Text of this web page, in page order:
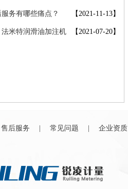
【2021-11-13】
务有哪些痛点？
【2021-07-20】
米特润滑油加注机
售后服务 常见问题 企业资质